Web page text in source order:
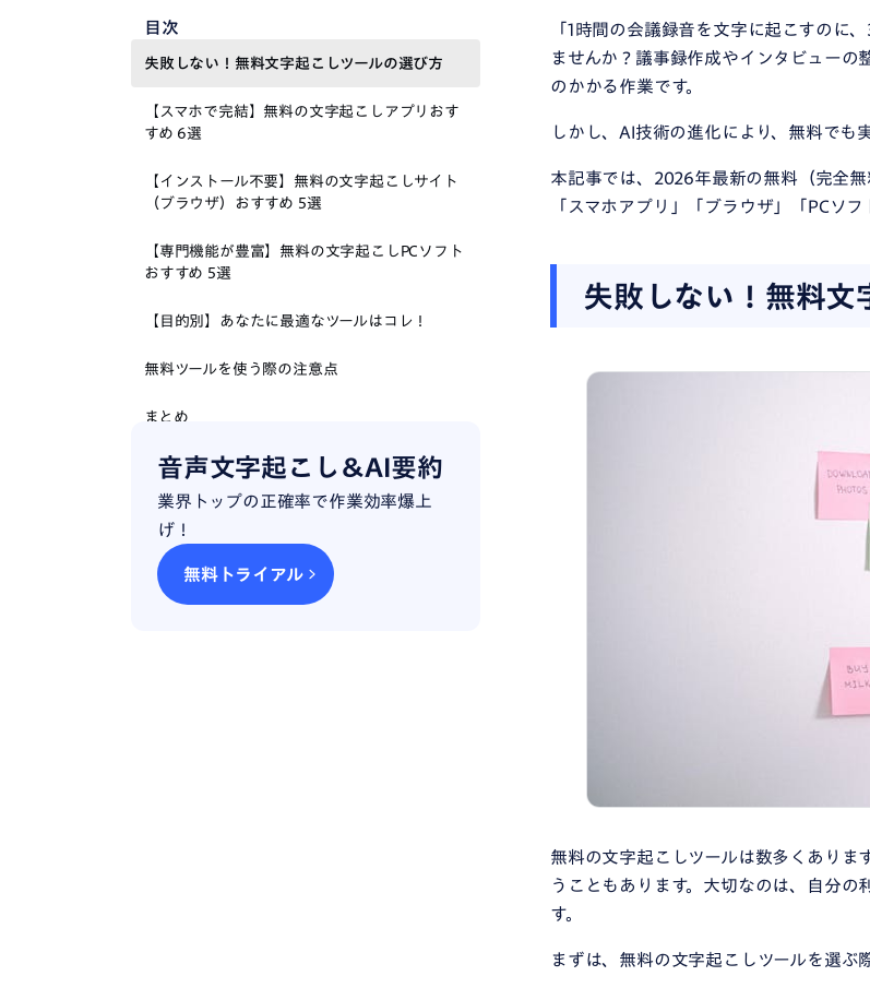
目次
失敗しない！無料文字起こしツールの選び方
【スマホで完結】無料の文字起こしアプリおす
すめ 6選
【インストール不要】無料の文字起こしサイト
（ブラウザ）おすすめ 5選
【専門機能が豊富】無料の文字起こしPCソフト
おすすめ 5選
【目的別】あなたに最適なツールはコレ！
無料ツールを使う際の注意点
まとめ
音声文字起こし＆AI要約
業界トップの正確率で作業効率爆上
げ！
無料トライアル
「1時間の会議録音を文字に起こすのに
ませんか？議事録作成やインタビューの
のかかる作業です。
しかし、AI技術の進化により、無料でも
本記事では、2026年最新の無料（完全
「スマホアプリ」「ブラウザ」「PCソ
失敗しない！無料文
無料の文字起こしツールは数多くありま
うこともあります。大切なのは、自分の
す。
まずは、無料の文字起こしツールを選ぶ